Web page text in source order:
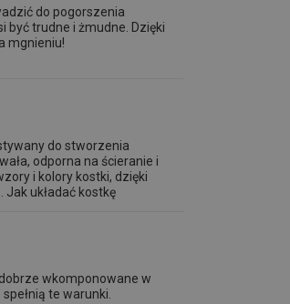
do pogorszenia
być trudne i żmudne. Dzięki
mgnieniu!
do stworzenia
odporna na ścieranie i
i kolory kostki, dzięki
układać kostkę
wkomponowane w
te warunki.